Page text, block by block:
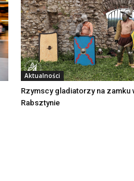
Aktualności
Rzymscy gladiatorzy na zamku
Rabsztynie